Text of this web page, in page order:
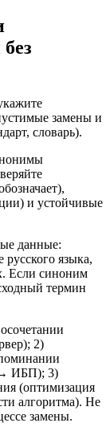
замены и
словарь).
и устойчивые
данные:
языка,
Если синоним
термин
2)
→ ИБП); 3)
(оптимизация
алгоритма). Не
замены.